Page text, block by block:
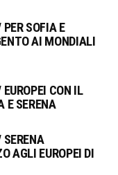
SOFIA E
AI MONDIALI
CON IL
E SERENA
AGLI EUROPEI DI